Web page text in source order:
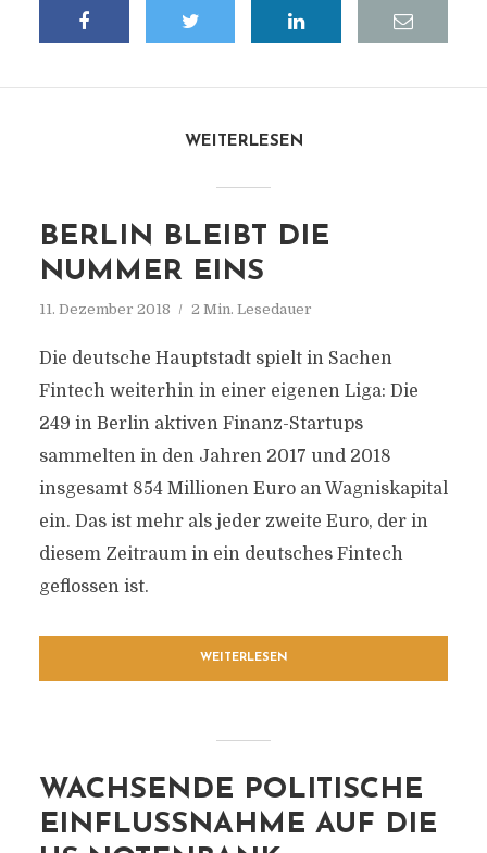
WEITERLESEN
BERLIN BLEIBT DIE
NUMMER EINS
11. Dezember 2018 2 Min. Lesedauer
Die deutsche Hauptstadt spielt in Sachen
Fintech weiterhin in einer eigenen Liga: Die
249 in Berlin aktiven Finanz-Startups
sammelten in den Jahren 2017 und 2018
insgesamt 854 Millionen Euro an Wagniskapital
ein. Das ist mehr als jeder zweite Euro, der in
diesem Zeitraum in ein deutsches Fintech
geflossen ist.
WEITERLESEN
WACHSENDE POLITISCHE
EINFLUSSNAHME AUF DIE